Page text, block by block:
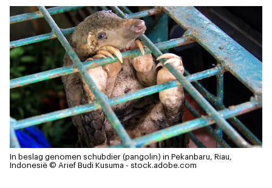
In beslag genomen schubdier (pangolin) in Pekanbaru, Riau,
Indonesië © Arief Budi Kusuma - stock.adobe.com